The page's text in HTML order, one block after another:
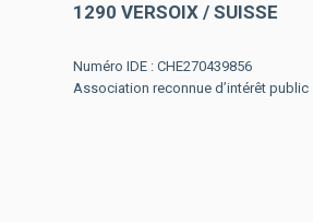
1290 VERSOIX / SUISSE
Numéro IDE : CHE270439856
Association reconnue d’intérêt public